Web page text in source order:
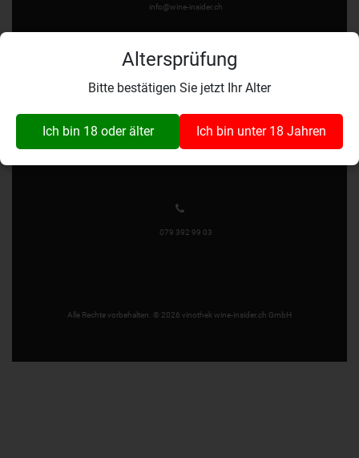
Altersprüfung
Bitte bestätigen Sie jetzt Ihr Alter
Ich bin 18 oder älter Ich bin unter 18 Jahren
info@wine-insider.ch
Wynaustrasse 1
4912 Aarwangen
079 392 99 03
Alle Rechte vorbehalten. © 2026 vinothek wine-insider.ch GmbH